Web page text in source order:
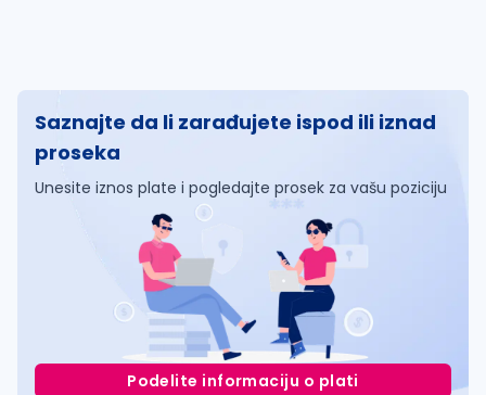
Saznajte da li zarađujete ispod ili iznad
proseka
Unesite iznos plate i pogledajte prosek za vašu poziciju
Podelite informaciju o plati